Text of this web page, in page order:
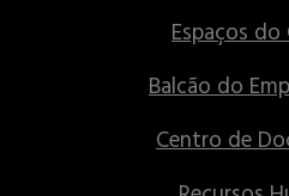
Espaços
Balcão do
Centro de